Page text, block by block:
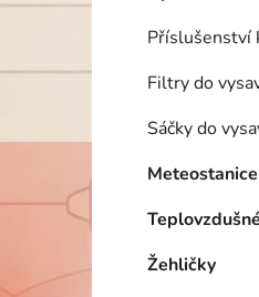
Příslušenství
Filtry do
Sáčky do
Meteostanice
Žehličky